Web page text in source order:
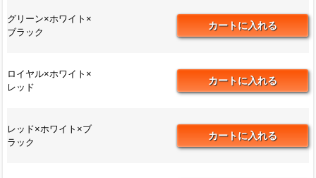
グリーン×ホワイト×
ブラック
ロイヤル×ホワイト×
レッド
レッド×ホワイト×ブ
ラック